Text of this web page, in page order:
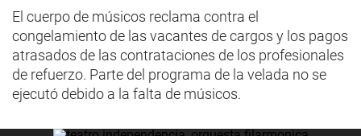
El cuerpo de músicos reclama contra el
congelamiento de las vacantes de cargos y los pagos
atrasados de las contrataciones de los profesionales
de refuerzo. Parte del programa de la velada no se
ejecutó debido a la falta de músicos.